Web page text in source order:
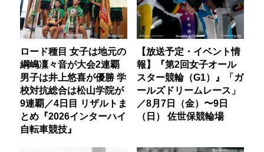
ロード種目 女子は地元の
綱嶋凜々音が大会2連覇
男子は井上悠喜が優勝 学
校対抗総合は松山学院が
9連覇／4日目 リザルトま
とめ『2026インターハイ
自転車競技』
【放送予定・イベント情
報】『第2回女子オール
スター競輪（G1）』「ガ
ールズドリームレース」
／8月7日（金）〜9日
（日） 佐世保競輪場